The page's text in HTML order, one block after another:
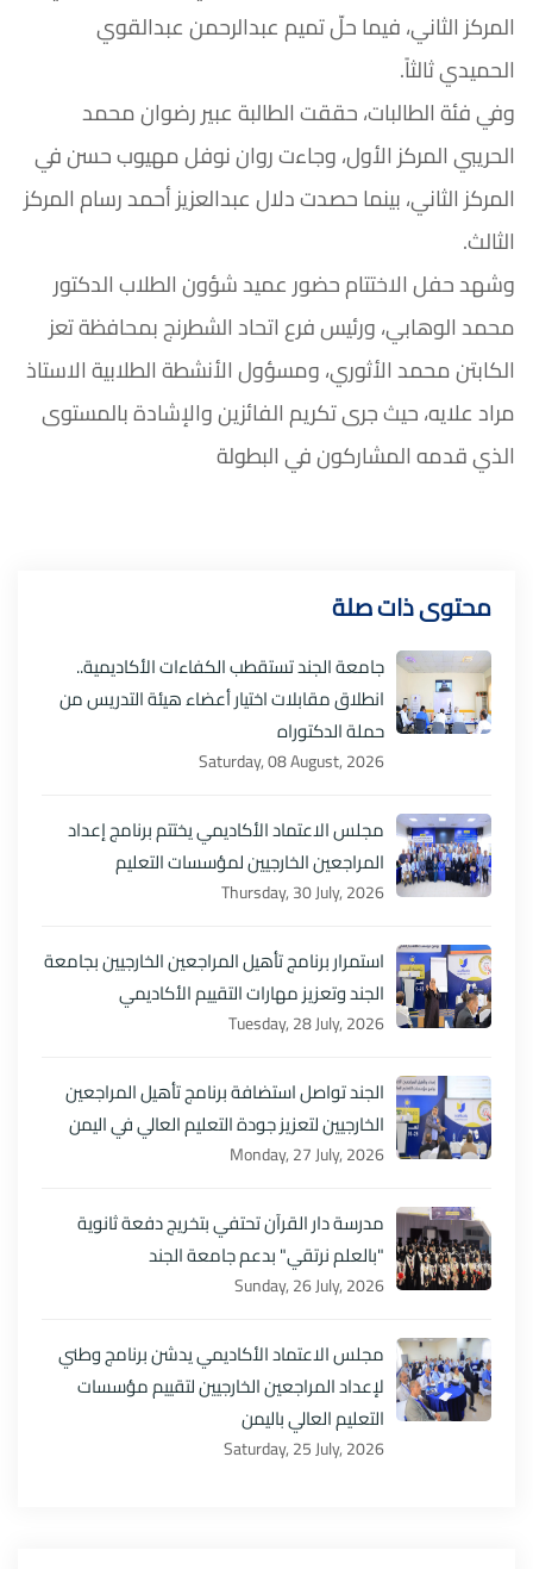
المركز الثاني، فيما حلّ تميم عبدالرحمن عبدالقوي
الحميدي ثالثاً.
وفي فئة الطالبات، حققت الطالبة عبير رضوان محمد
الحريبي المركز الأول، وجاءت روان نوفل مهيوب حسن في
المركز الثاني، بينما حصدت دلال عبدالعزيز أحمد رسام المركز
الثالث.
وشهد حفل الاختتام حضور عميد شؤون الطلاب الدكتور
محمد الوهابي، ورئيس فرع اتحاد الشطرنج بمحافظة تعز
الكابتن محمد الأثوري، ومسؤول الأنشطة الطلابية الاستاذ
مراد علايه، حيث جرى تكريم الفائزين والإشادة بالمستوى
الذي قدمه المشاركون في البطولة
محتوى ذات صلة
جامعة الجند تستقطب الكفاءات الأكاديمية..
انطلاق مقابلات اختيار أعضاء هيئة التدريس من
حملة الدكتوراه
Saturday, 08 August, 2026
مجلس الاعتماد الأكاديمي يختتم برنامج إعداد
المراجعين الخارجيين لمؤسسات التعليم
Thursday, 30 July, 2026
استمرار برنامج تأهيل المراجعين الخارجيين بجامعة
الجند وتعزيز مهارات التقييم الأكاديمي
Tuesday, 28 July, 2026
الجند تواصل استضافة برنامج تأهيل المراجعين
الخارجيين لتعزيز جودة التعليم العالي في اليمن
Monday, 27 July, 2026
مدرسة دار القرآن تحتفي بتخريج دفعة ثانوية
"بالعلم نرتقي" بدعم جامعة الجند
Sunday, 26 July, 2026
مجلس الاعتماد الأكاديمي يدشن برنامج وطني
لإعداد المراجعين الخارجيين لتقييم مؤسسات
التعليم العالي باليمن
Saturday, 25 July, 2026